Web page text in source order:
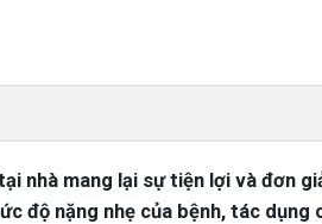
nhà mang lại sự tiện lợi và đơn
độ nặng nhẹ của bệnh, tác